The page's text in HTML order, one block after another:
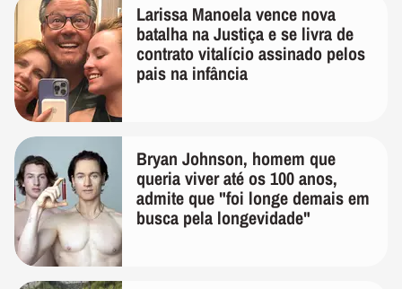
Larissa Manoela vence nova
batalha na Justiça e se livra de
contrato vitalício assinado pelos
pais na infância
Bryan Johnson, homem que
queria viver até os 100 anos,
admite que "foi longe demais em
busca pela longevidade"